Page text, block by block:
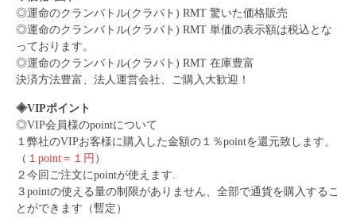
◎運命のクランバトル(クラバト ) RMT 驚いた価格販売
◎運命のクランバトル(クラバト ) RMT 単価の表示額は税込とな
っております。
◎運命のクランバトル(クラバト ) RMT 在庫豊富
決済方法豊富、法人運営会社、ご購入大歓迎！
◈VIPポイント
◎VIP会員様のpointについて
１弊社のVIPお客様に購入した金額の１％pointを還元致します、
（ １point＝１円 ）
２今回ご注文にpointが使えます.
３pointの使える量の制限がありません、全部で通貨を購入するこ
とができます（暫定）